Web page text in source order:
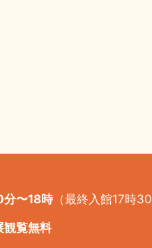
〜18時（最終入館17時30
観覧無料